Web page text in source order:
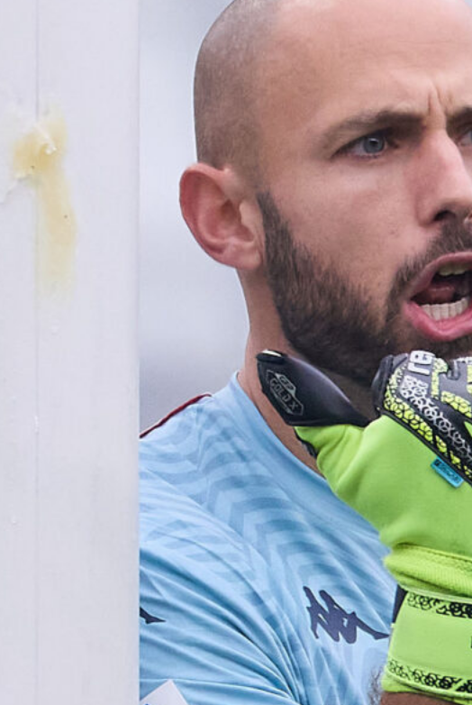
Il Genoa rifiuta un milione dal
Borussia Dortmund per il talento
Genoa, l’ex van ’t Schip riparte dalla
Nazionale: è il nuovo ct del